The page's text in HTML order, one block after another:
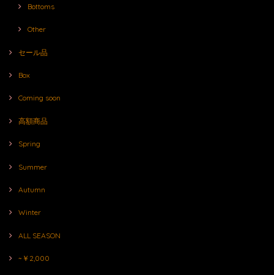
Bottoms
Other
セール品
Box
Coming soon
高額商品
Spring
Summer
Autumn
Winter
ALL SEASON
~￥2,000